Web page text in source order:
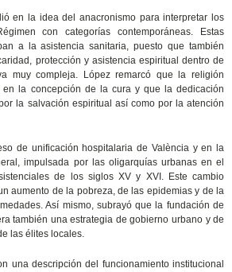
en la idea del anacronismo para interpretar los
con categorías contemporáneas. Estas
a la asistencia sanitaria, puesto que también
protección y asistencia espiritual dentro de
muy compleja. López remarcó que la religión
la concepción de la cura y que la dedicación
la salvación espiritual así como por la atención
de unificación hospitalaria de València y en la
impulsada por las oligarquías urbanas en el
de los siglos XV y XVI. Este cambio
aumento de la pobreza, de las epidemias y de la
Así mismo, subrayó que la fundación de
también una estrategia de gobierno urbano y de
las élites locales.
una descripción del funcionamiento institucional